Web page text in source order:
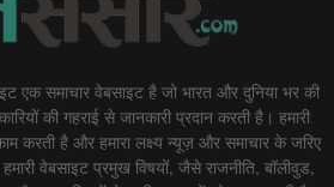
एक समाचार वेबसाइट है जो भारत और दुनिया भर की
की गहराई से जानकारी प्रदान करती है। हमारी
करती है और हमारा लक्ष्य न्यूज़ और समाचार के जरिए
वेबसाइट प्रमुख विषयों, जैसे राजनीति, बॉलीवुड,